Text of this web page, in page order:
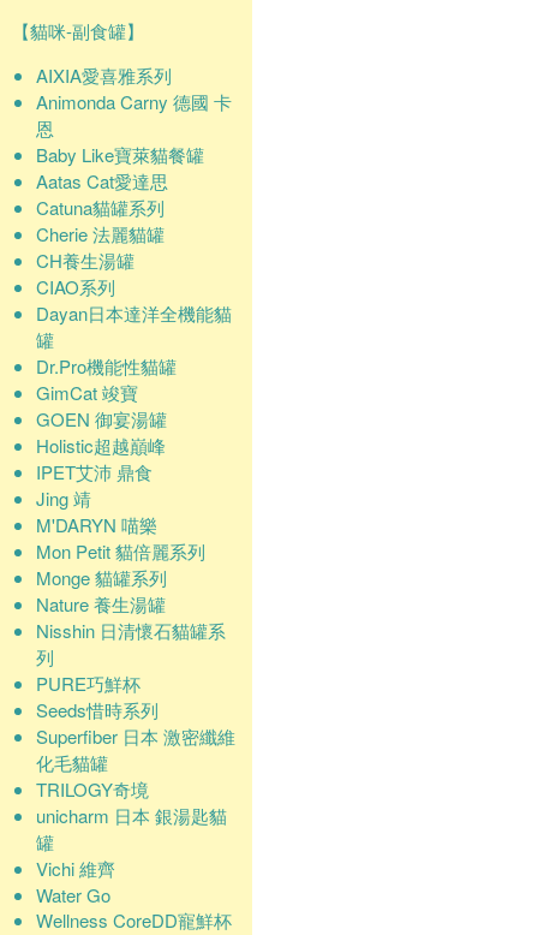
【貓咪-副食罐】
AIXIA愛喜雅系列
Animonda Carny 德國 卡
恩
Baby Like寶萊貓餐罐
Aatas Cat愛達思
Catuna貓罐系列
Cherie 法麗貓罐
CH養生湯罐
CIAO系列
Dayan日本達洋全機能貓
罐
Dr.Pro機能性貓罐
GimCat 竣寶
GOEN 御宴湯罐
Holistic超越巔峰
IPET艾沛 鼎食
Jing 靖
M'DARYN 喵樂
Mon Petit 貓倍麗系列
Monge 貓罐系列
Nature 養生湯罐
Nisshin 日清懷石貓罐系
列
PURE巧鮮杯
Seeds惜時系列
Superfiber 日本 激密纖維
化毛貓罐
TRILOGY奇境
unicharm 日本 銀湯匙貓
罐
Vichi 維齊
Water Go
Wellness CoreDD寵鮮杯